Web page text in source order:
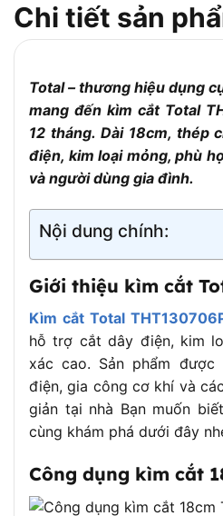
Ứng
dụng
Cắt và bóc dây
tử, cơ khí, sửa chữa
lưỡi cắt
không làm biến
Tay cầm
Bọc nhựa chống
tiết kiệm sức khi sử
Khóa an
toàn
Có, ngăn kìm mở
an toàn
Trọng
lượng
Khoảng 0.25 –
Bảo hành 6 tháng
Chi tiết sản
Total – thương hiệu dụng
mang đến kìm cắt Total
12 tháng. Dài 18cm, thép
điện, kim loại mỏng, phù
và người dùng gia đình.
Nội dung chính:
Giới thiệu kìm cắt
Kìm cắt Total
hỗ trợ cắt dây điện, kim
xác cao. Sản phẩm
điện, gia công cơ khí và
giản tại nhà Bạn muốn
cùng khám phá dưới đây
Công dụng kìm cắt